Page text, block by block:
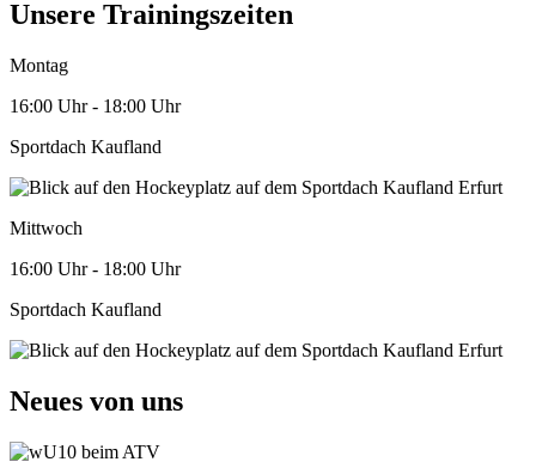
Unsere Trainingszeiten
Montag
16:00 Uhr - 18:00 Uhr
Sportdach Kaufland
Mittwoch
16:00 Uhr - 18:00 Uhr
Sportdach Kaufland
Neues von uns